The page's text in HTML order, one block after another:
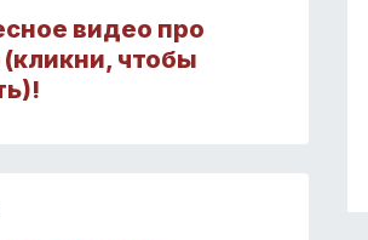
видео про
чтобы